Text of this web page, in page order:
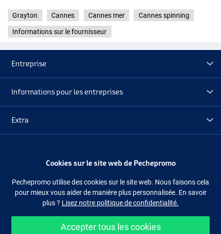
Grayton Cannes Cannes mer Cannes spinning
Informations sur le fournisseur
Entreprise
Informations pour les entreprises
Extra
Suivez-nous Facebook Instagram
Cookies sur le site web de Pechepromo
Pechepromo utilise des cookies sur le site web. Nous faisons cela
pour mieux vous aider de manière plus personnalisée. En savoir
plus ? Lisez notre politique de confidentialité.
Accepter tous les cookies